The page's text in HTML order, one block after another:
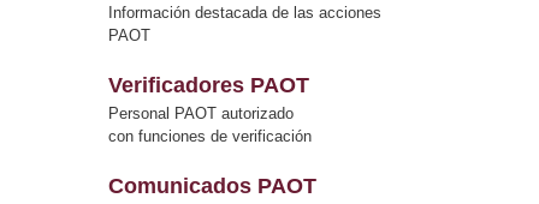
Información destacada de las acciones
PAOT
Verificadores PAOT
Personal PAOT autorizado
con funciones de verificación
Comunicados PAOT